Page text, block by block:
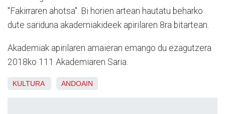
"Fakirraren ahotsa". Bi horien artean hautatu beharko
dute sariduna akademiakideek apirilaren 8ra bitartean.
Akademiak apirilaren amaieran emango du ezagutzera
2018ko 111 Akademiaren Saria.
KULTURA ANDOAIN